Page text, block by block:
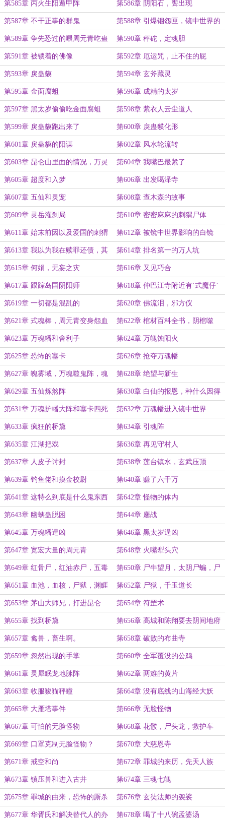
第585章 丙火生阳遁甲阵 第586章 阴阳石，聻出现
第587章 不干正事的群鬼 第588章 引爆锢怨匣，镜中世界的
变化
第589章 争先恐过的喂周元青吃蛊
虫
第590章 秤砣，定魂胆
第591章 被锁着的佛像 第592章 厄运咒，止不住的屁
第593章 戾蛊貘 第594章 玄斧藏灵
第595章 金面腐蛆 第596章 成精的太岁
第597章 黑太岁偷偷吃金面腐蛆 第598章 紫衣人云尘道人
第599章 戾蛊貘跑出来了 第600章 戾蛊貘化形
第601章 戾蛊貘的阳谋 第602章 风水轮流转
第603章 昆仑山里面的情况，万灵
归墟大阵
第604章 我嘴巴最紧了
第605章 超度和入梦 第606章 出发噶泽寺
第607章 五仙和灵宠 第608章 查木森的故事
第609章 灵岳灌刹局 第610章 密密麻麻的刺猬尸体
第611章 始末前因以及爱国的刺猬 第612章 被镜中世界影响的白镜
第613章 我以为我在赎罪还债，其
实我是送他们去死
第614章 排名第一的万人坑
第615章 何娟，无妄之灾 第616章 又见巧合
第617章 跟踪岛国阴阳师 第618章 仲巴江寺附近有‘式魔仔’
第619章 一切都是混乱的 第620章 佛流泪，邪方仪
第621章 式魂棒，周元青变身怨血
噬魂蛭
第622章 棺材百科全书，阴棺噬
生，聚魄炼魂大阵
第623章 万魂幡和舍利子 第624章 万魄蚀阳火
第625章 恐怖的塞卡 第626章 抢夺万魂幡
第627章 魄雾域，万魂噬鬼阵，魂
骨荒原，十方锁魂阵
第628章 绝望与新生
第629章 五仙炼煞阵 第630章 白仙的报恩，种什么因得
什么果
第631章 万魂护幡大阵和塞卡四死
亡
第632章 万魂幡进入镜中世界
第633章 疯狂的桥黛 第634章 引魂阵
第635章 江湖把戏 第636章 再见守村人
第637章 人皮子讨封 第638章 莲台镇水，玄武压顶
第639章 钓鱼佬和摸金校尉 第640章 赚了六千万
第641章 这特么到底是什么鬼东西 第642章 怪物的体内
第643章 幽蛱蛊脱困 第644章 鏖战
第645章 万魂幡逞凶 第646章 黑太岁逞凶
第647章 宽宏大量的周元青 第648章 火嘴犁头穴
第649章 红骨尸，红油赤尸，五毒
尸，枯骨听涛，血池养尸莲
第650章 尸牛望月，太阴尸蝙，尸
狱
第651章 血池，血核，尸狱，渊睚 第652章 尸狱，千玉道长
第653章 茅山大师兄，打进昆仑 第654章 符罡术
第655章 找到桥黛 第656章 高城和陈翔要去阴间地府
繁衍后代
第657章 禽兽，畜生啊。 第658章 破败的布曲寺
第659章 忽然出现的手掌 第660章 全军覆没的公鸡
第661章 灵犀眠龙地脉阵 第662章 两难的黄片
第663章 收服狻猫秤瞳 第664章 没有底线的山海经大妖
第665章 大雁塔事件 第666章 无脸怪物
第667章 可怕的无脸怪物 第668章 花髅，尸头龙，救护车
第669章 口罩克制无脸怪物？ 第670章 大慈恩寺
第671章 戒空和尚 第672章 罪城的来历，先天人族
第673章 镇压兽和进入古井 第674章 三魂七魄
第675章 罪城的由来，恐怖的厮杀 第676章 玄奘法师的袈裟
第677章 华胥氏和解决替代人的办 第678章 喝了十八碗孟婆汤